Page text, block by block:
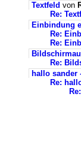
Textfeld von
Re:
Einbindung
Re:
Re:
Re:
hallo sander
Re: